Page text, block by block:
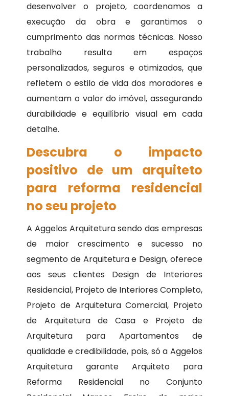
desenvolver o projeto, coordenamos a
execução da obra e garantimos o
cumprimento das normas técnicas. Nosso
trabalho resulta em espaços
personalizados, seguros e otimizados, que
refletem o estilo de vida dos moradores e
aumentam o valor do imóvel, assegurando
durabilidade e equilíbrio visual em cada
detalhe.
Descubra o impacto
positivo de um arquiteto
para reforma residencial
no seu projeto
A Aggelos Arquitetura sendo das empresas
de maior crescimento e sucesso no
segmento de Arquitetura e Design, oferece
aos seus clientes Design de Interiores
Residencial, Projeto de Interiores Completo,
Projeto de Arquitetura Comercial, Projeto
de Arquitetura de Casa e Projeto de
Arquitetura para Apartamentos de
qualidade e credibilidade, pois, só a Aggelos
Arquitetura garante Arquiteto para
Reforma Residencial no Conjunto